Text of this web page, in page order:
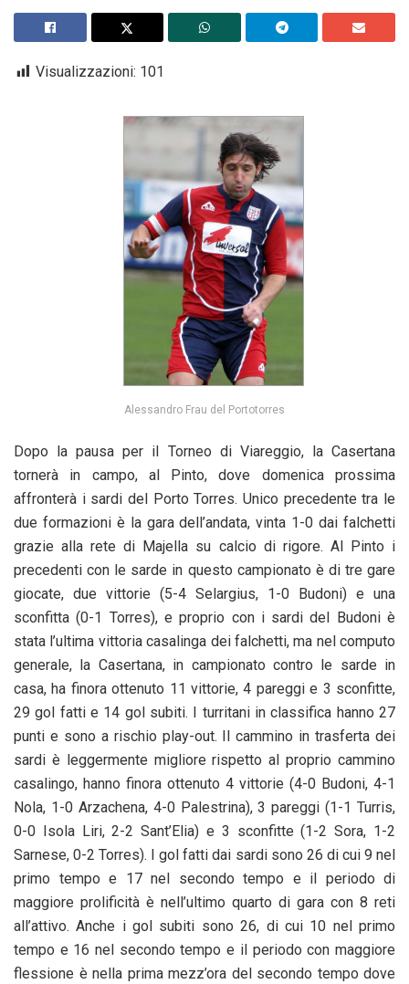
Visualizzazioni: 101
Alessandro Frau del Portotorres
Dopo la pausa per il Torneo di Viareggio, la Casertana
tornerà in campo, al Pinto, dove domenica prossima
affronterà i sardi del Porto Torres. Unico precedente tra le
due formazioni è la gara dell’andata, vinta 1-0 dai falchetti
grazie alla rete di Majella su calcio di rigore. Al Pinto i
precedenti con le sarde in questo campionato è di tre gare
giocate, due vittorie (5-4 Selargius, 1-0 Budoni) e una
sconfitta (0-1 Torres), e proprio con i sardi del Budoni è
stata l’ultima vittoria casalinga dei falchetti, ma nel computo
generale, la Casertana, in campionato contro le sarde in
casa, ha finora ottenuto 11 vittorie, 4 pareggi e 3 sconfitte,
29 gol fatti e 14 gol subiti. I turritani in classifica hanno 27
punti e sono a rischio play-out. Il cammino in trasferta dei
sardi è leggermente migliore rispetto al proprio cammino
casalingo, hanno finora ottenuto 4 vittorie (4-0 Budoni, 4-1
Nola, 1-0 Arzachena, 4-0 Palestrina), 3 pareggi (1-1 Turris,
0-0 Isola Liri, 2-2 Sant’Elia) e 3 sconfitte (1-2 Sora, 1-2
Sarnese, 0-2 Torres). I gol fatti dai sardi sono 26 di cui 9 nel
primo tempo e 17 nel secondo tempo e il periodo di
maggiore prolificità è nell’ultimo quarto di gara con 8 reti
all’attivo. Anche i gol subiti sono 26, di cui 10 nel primo
tempo e 16 nel secondo tempo e il periodo con maggiore
flessione è nella prima mezz’ora del secondo tempo dove